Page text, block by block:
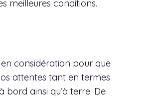
meilleures conditions.
considération pour que
attentes tant en termes
bord ainsi qu’à terre. De